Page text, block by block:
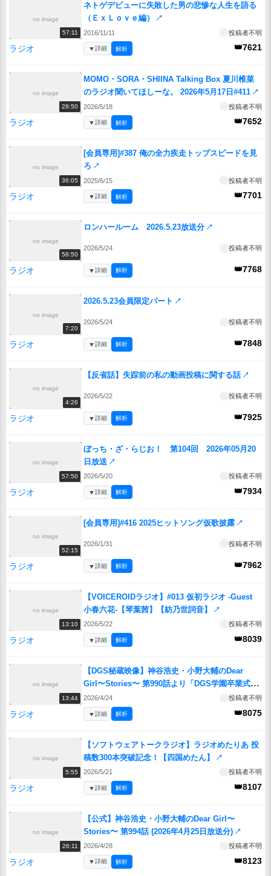
no image
57:11
ネトゲデビューに失敗した男の悲惨な人生を語る
（ＥｘＬｏｖｅ編）
↗
2016/11/11 投稿者不明
ラジオ 👑7621
▼詳細 解析
no image
28:50
MOMO・SORA・SHIINA Talking Box 夏川椎菜
のラジオ聞いてほしーな。 2026年5月17日#411 ↗
2026/5/18 投稿者不明
ラジオ 👑7652
▼詳細 解析
no image
36:05
[会員専用]#387 俺の全力疾走トップスピードを見
ろ ↗
2025/6/15 投稿者不明
ラジオ 👑7701
▼詳細 解析
no image
58:50
ロンハールーム 2026.5.23放送分 ↗
2026/5/24 投稿者不明
ラジオ 👑7768
▼詳細 解析
no image
7:20
2026.5.23会員限定パート ↗
2026/5/24 投稿者不明
ラジオ 👑7848
▼詳細 解析
no image
4:26
【反省話】失踪前の私の動画投稿に関する話 ↗
2026/5/22 投稿者不明
ラジオ 👑7925
▼詳細 解析
no image
57:50
ぼっち・ざ・らじお！ 第104回 2026年05月20
日放送 ↗
2026/5/20 投稿者不明
ラジオ 👑7934
▼詳細 解析
no image
52:15
[会員専用]#416 2025ヒットソング仮歌披露 ↗
2026/1/31 投稿者不明
ラジオ 👑7962
▼詳細 解析
no image
13:10
【VOICEROIDラジオ】#013 仮初ラジオ -Guest
小春六花-【琴葉茜】【紡乃世詞音】
↗
2026/5/22 投稿者不明
ラジオ 👑8039
▼詳細 解析
no image
13:44
【DGS秘蔵映像】神谷浩史・小野大輔のDear
Girl〜Stories〜 第990話より「DGS学園卒業式
2026」↗
2026/4/24 投稿者不明
ラジオ 👑8075
▼詳細 解析
no image
5:55
【ソフトウェアトークラジオ】ラジオめたりあ 投
稿数300本突破記念！【四国めたん】
↗
2026/5/21 投稿者不明
ラジオ 👑8107
▼詳細 解析
no image
26:11
【公式】神谷浩史・小野大輔のDear Girl〜
Stories〜 第994話 (2026年4月25日放送分) ↗
2026/4/28 投稿者不明
ラジオ 👑8123
▼詳細 解析